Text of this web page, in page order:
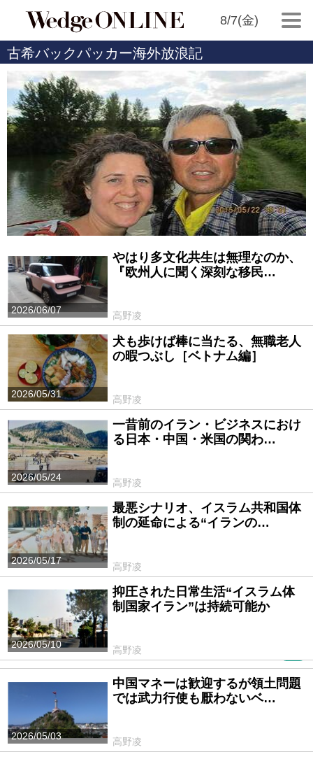
8/7(金)
古希バックパッカー海外放浪記
2026/06/07
やはり多文化共生は無理なのか、
『欧州人に聞く深刻な移民…
高野凌
2026/05/31
犬も歩けば棒に当たる、無職老人
の暇つぶし［ベトナム編］
高野凌
2026/05/24
一昔前のイラン・ビジネスにおけ
る日本・中国・米国の関わ…
高野凌
2026/05/17
最悪シナリオ、イスラム共和国体
制の延命による“イランの…
高野凌
2026/05/10
抑圧された日常生活“イスラム体
制国家イラン”は持続可能か
高野凌
2026/05/03
中国マネーは歓迎するが領土問題
では武力行使も厭わないベ…
高野凌